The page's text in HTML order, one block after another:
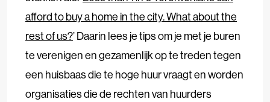
afford to buy a home in the city. What about the
rest of us?’ Daarin lees je tips om je met je buren
te verenigen en gezamenlijk op te treden tegen
een huisbaas die te hoge huur vraagt en worden
organisaties die de rechten van huurders